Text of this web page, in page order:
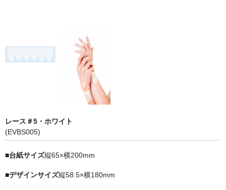
レース＃5・ホワイト
(EVBS005)
■台紙サイズ縦65×横200mm
■デザインサイズ縦58.5×横180mm